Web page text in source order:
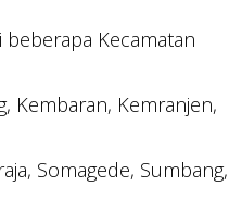
beberapa Kecamatan
Kembaran, Kemranjen,
Somagede, Sumbang,